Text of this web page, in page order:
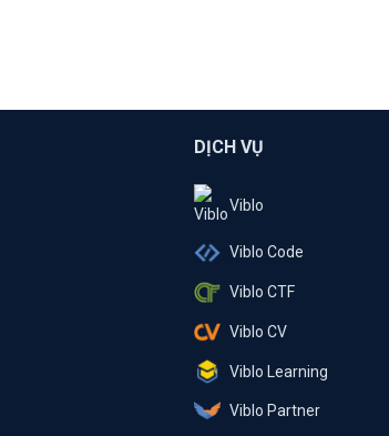
DỊCH VỤ
Viblo
Viblo Code
Viblo CTF
Viblo CV
Viblo Learning
Viblo Partner